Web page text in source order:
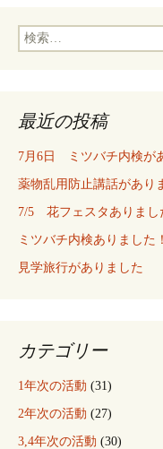
稿
ビ
ゲ
ー
ョ
ン
検
索:
最近の投稿
7月6日 ミツバチ内検が
薬物乱用防止講話があり
7/5 花フェスタありまし
ミツバチ内検ありました！
見学旅行がありました
カテゴリー
1年次の活動 (31)
2年次の活動 (27)
3,4年次の活動 (30)